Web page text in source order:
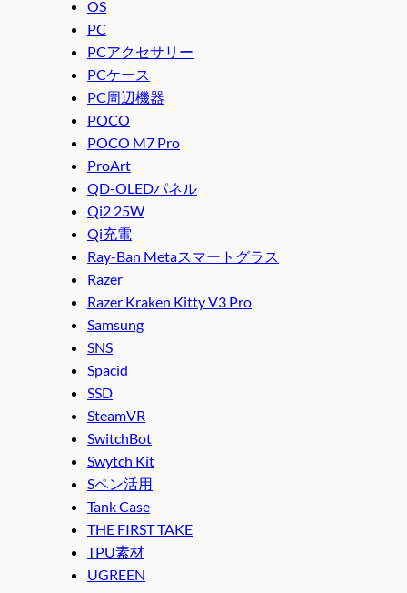
OS
PC
PCアクセサリー
PCケース
PC周辺機器
POCO
POCO M7 Pro
ProArt
QD-OLEDパネル
Qi2 25W
Qi充電
Ray-Ban Metaスマートグラス
Razer
Razer Kraken Kitty V3 Pro
Samsung
SNS
Spacid
SSD
SteamVR
SwitchBot
Swytch Kit
Sペン活用
Tank Case
THE FIRST TAKE
TPU素材
UGREEN